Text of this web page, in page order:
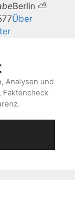
Berlin ⛅
Über
Analysen und